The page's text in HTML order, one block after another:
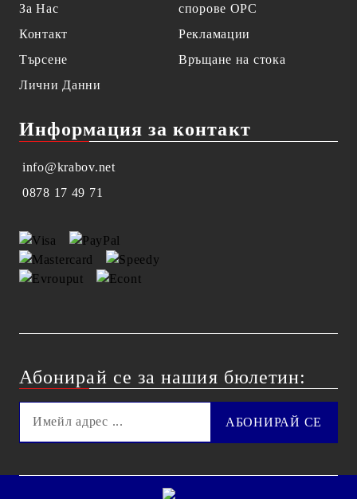
За Нас
Контакт
Търсене
Лични Данни
спорове OPC
Рекламации
Връщане на стока
Информация за контакт
info@krabov.net
0878 17 49 71
Абонирай се за нашия бюлетин: